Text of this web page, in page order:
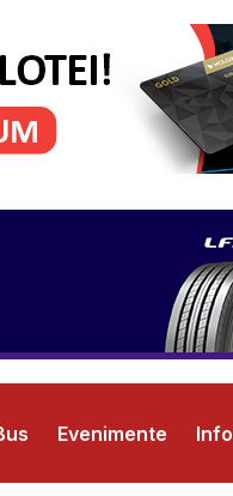
Evenimente Info